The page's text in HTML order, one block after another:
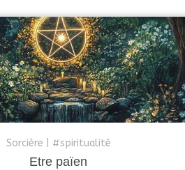
Sorcière #spiritualité
Etre païen